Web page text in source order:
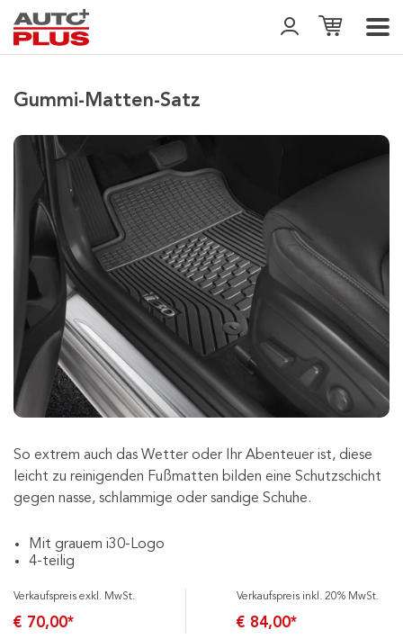
Gummi-Matten-Satz
So extrem auch das Wetter oder Ihr Abenteuer ist, diese
leicht zu reinigenden Fußmatten bilden eine Schutzschicht
gegen nasse, schlammige oder sandige Schuhe.
Mit grauem i30-Logo
4-teilig
Verkaufspreis exkl. MwSt.
€ 70,00*
Verkaufspreis inkl. 20% MwSt.
€ 84,00*